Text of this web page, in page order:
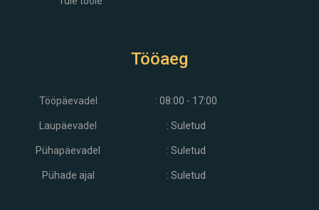
Tööaeg
Tööpäevadel
Laupäevadel
Pühapäevadel
Pühade ajal
: 08:00 - 17:00
: Suletud
: Suletud
: Suletud